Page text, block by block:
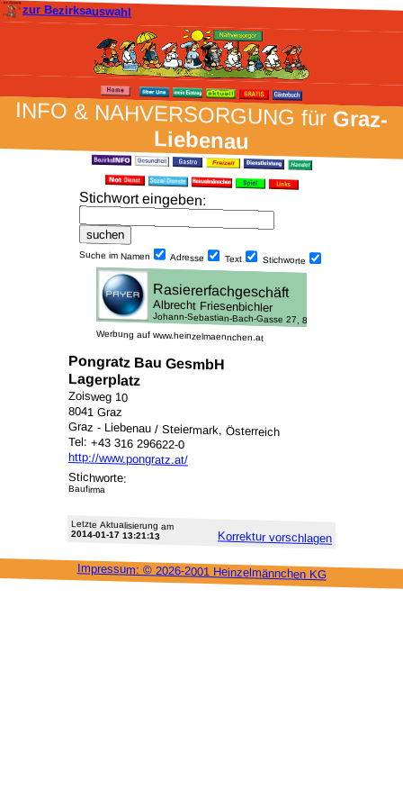
zur Bezirksauswahl
INFO & NAH­VER­SORG­UNG fürGraz-
Liebenau
Stich­wort ein­geben:
Suche im Namen Adresse Text Stich­worte
Werbung auf www.heinzelmaennchen.at
Pongratz Bau GesmbH
Lagerplatz
Zoisweg 10
8041 Graz
Graz - Liebenau / Steiermark, Österreich
Tel: +43 316 296622-0
http://www.pongratz.at/
Stichworte:
Baufirma
Letzte Aktu­alisie­rung am
2014-01-17 13:21:13 Korrektur vor­schlagen
Impressum: © 2026-2001 Heinzel­männchen KG